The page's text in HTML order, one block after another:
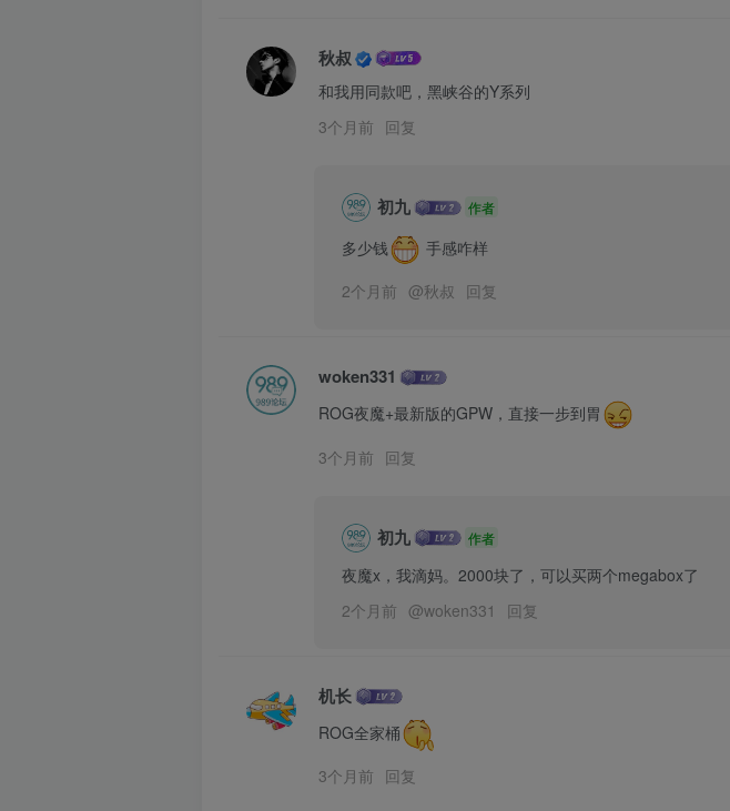
秋叔
和我用同款吧，黑峡谷的Y系列
3个月前 回复
初九 作者
多少钱
手感咋样
2个月前 @秋叔 回复
woken331
ROG夜魔+最新版的GPW，直接一步到胃
3个月前 回复
初九 作者
夜魔x，我滴妈。2000块了，可以买两个megabox了
2个月前 @woken331 回复
机长
ROG全家桶
3个月前 回复